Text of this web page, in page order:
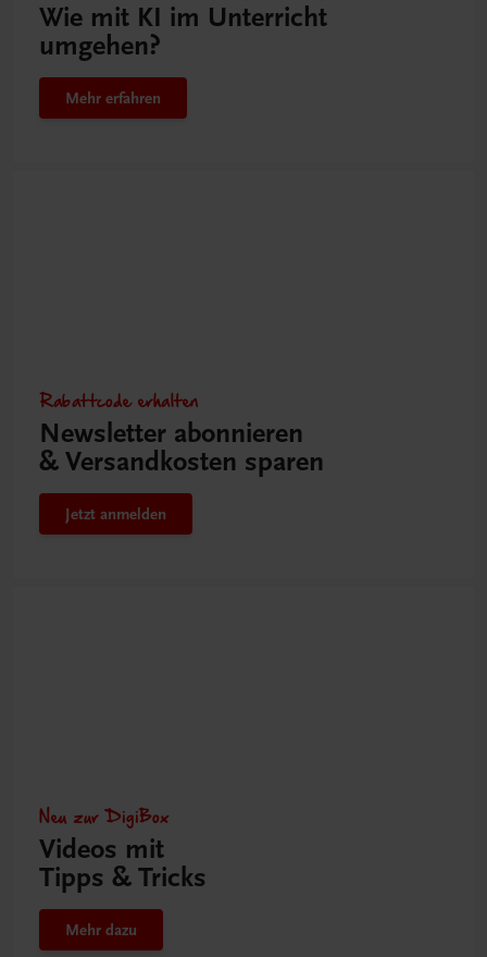
Wie mit KI im Unterricht
umgehen?
Mehr erfahren
Rabattcode erhalten
Newsletter abonnieren
& Versandkosten sparen
Jetzt anmelden
Neu zur DigiBox
Videos mit
Tipps & Tricks
Mehr dazu